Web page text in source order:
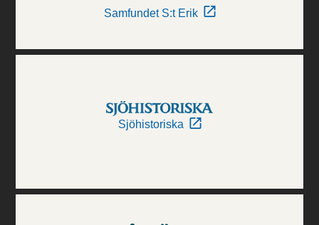
Samfundet S:t Erik
Sjöhistoriska